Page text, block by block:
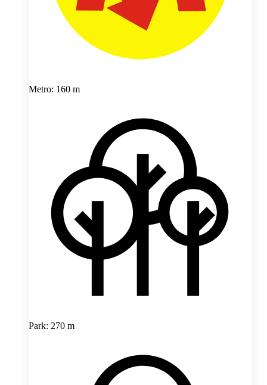
Metro: 160 m
Park: 270 m